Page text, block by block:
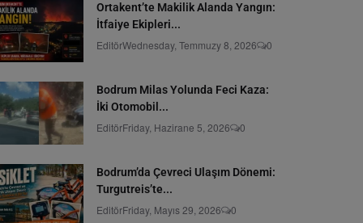
Ortakent’te Makilik Alanda Yangın:
İtfaiye Ekipleri...
EditörWednesday, Temmuzy 8, 2026 0
Bodrum Milas Yolunda Feci Kaza:
İki Otomobil...
EditörFriday, Hazirane 5, 2026 0
Bodrum’da Çevreci Ulaşım Dönemi:
Turgutreis’te...
EditörFriday, Mayıs 29, 2026 0